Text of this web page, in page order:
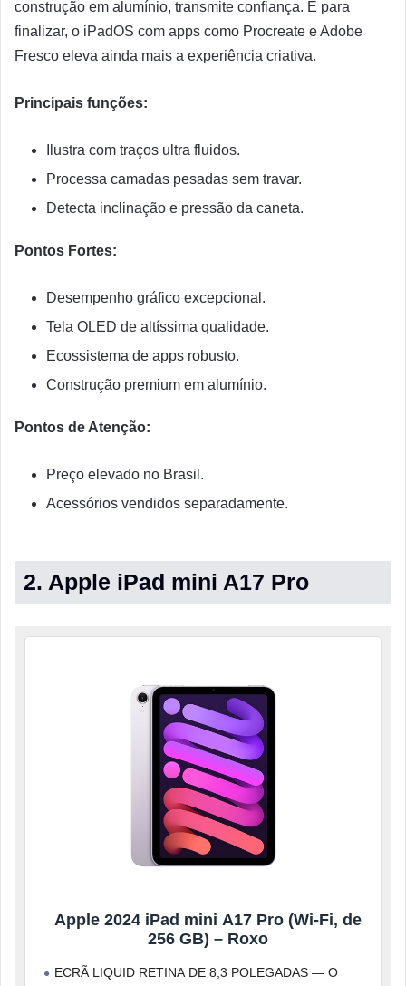
construção em alumínio, transmite confiança. E para
finalizar, o iPadOS com apps como Procreate e Adobe
Fresco eleva ainda mais a experiência criativa.
Principais funções:
Ilustra com traços ultra fluidos.
Processa camadas pesadas sem travar.
Detecta inclinação e pressão da caneta.
Pontos Fortes:
Desempenho gráfico excepcional.
Tela OLED de altíssima qualidade.
Ecossistema de apps robusto.
Construção premium em alumínio.
Pontos de Atenção:
Preço elevado no Brasil.
Acessórios vendidos separadamente.
2. Apple iPad mini A17 Pro
Apple 2024 iPad mini A17 Pro (Wi-Fi, de
256 GB) – Roxo
ECRÃ LIQUID RETINA DE 8,3 POLEGADAS — O